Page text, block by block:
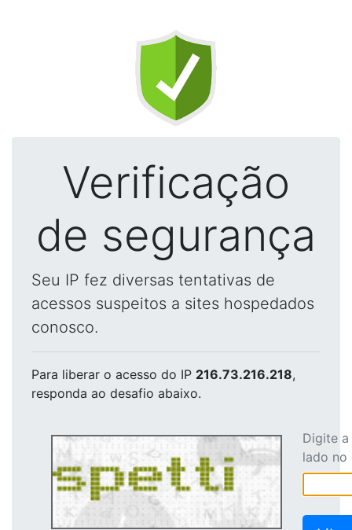
Verificação
de segurança
Seu IP fez diversas tentativas de
acessos suspeitos a sites hospedados
conosco.
Para liberar o acesso do IP 216.73.216.218,
responda ao desafio abaixo.
Digite
lado no